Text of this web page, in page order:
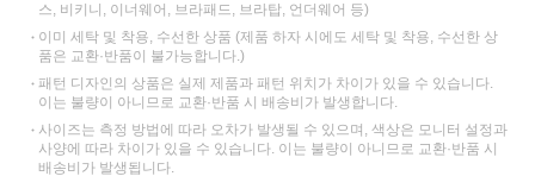
스, 비키니, 이너웨어, 브라패드, 브라탑, 언더웨어 등)
이미 세탁 및 착용, 수선한 상품 (제품 하자 시에도 세탁 및 착용, 수선한 상
품은 교환·반품이 불가능합니다.)
패턴 디자인의 상품은 실제 제품과 패턴 위치가 차이가 있을 수 있습니다.
이는 불량이 아니므로 교환·반품 시 배송비가 발생합니다.
사이즈는 측정 방법에 따라 오차가 발생될 수 있으며, 색상은 모니터 설정과
사양에 따라 차이가 있을 수 있습니다. 이는 불량이 아니므로 교환·반품 시
배송비가 발생됩니다.